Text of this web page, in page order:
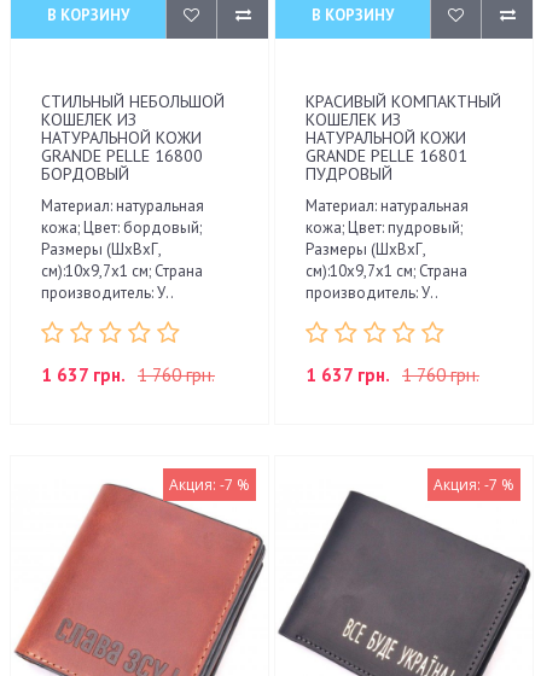
В КОРЗИНУ
СТИЛЬНЫЙ НЕБОЛЬШОЙ
КОШЕЛЕК ИЗ
НАТУРАЛЬНОЙ КОЖИ
GRANDE PELLE 16800
БОРДОВЫЙ
Материал: натуральная
кожа; Цвет: бордовый;
Размеры (ШхВхГ,
см):10х9,7х1 см; Страна
производитель: У..
1 637 грн. 1 760 грн.
В КОРЗИНУ
КРАСИВЫЙ КОМПАКТНЫЙ
КОШЕЛЕК ИЗ
НАТУРАЛЬНОЙ КОЖИ
GRANDE PELLE 16801
ПУДРОВЫЙ
Материал: натуральная
кожа; Цвет: пудровый;
Размеры (ШхВхГ,
см):10х9,7х1 см; Страна
производитель: У..
1 637 грн. 1 760 грн.
Акция: -7 % Акция: -7 %